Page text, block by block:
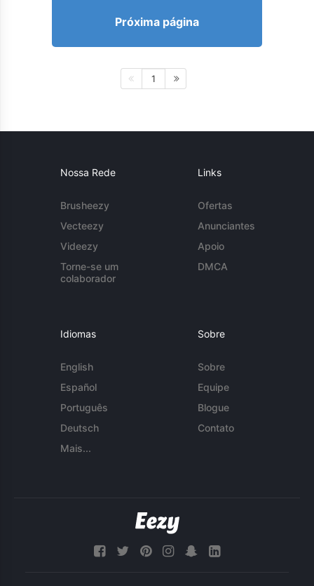
Próxima página
1
Nossa Rede
Brusheezy
Vecteezy
Videezy
Torne-se um
colaborador
Links
Ofertas
Anunciantes
Apoio
DMCA
Idiomas
English
Español
Português
Deutsch
Mais...
Sobre
Sobre
Equipe
Blogue
Contato